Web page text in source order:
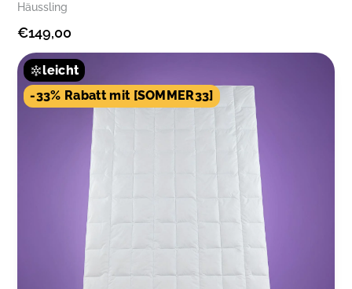
Häussling
€149,00
leicht
-33% Rabatt mit [SOMMER33]